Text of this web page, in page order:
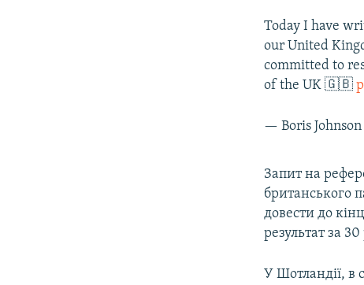
Today I have
our United
committed to
of the UK 🇬🇧
— Boris Johnson
Запит на
британського
довести до
результат за
У Шотландії, в